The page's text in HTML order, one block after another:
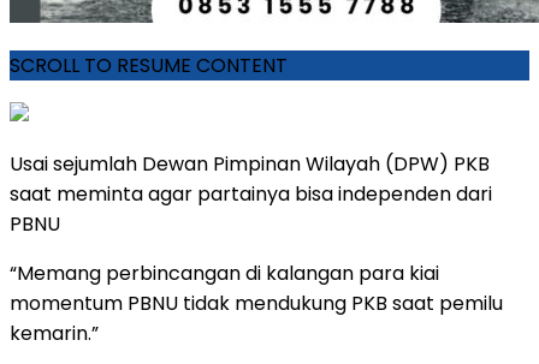
SCROLL TO RESUME CONTENT
Usai sejumlah Dewan Pimpinan Wilayah (DPW) PKB
saat meminta agar partainya bisa independen dari
PBNU
“Memang perbincangan di kalangan para kiai
momentum PBNU tidak mendukung PKB saat pemilu
kemarin.”